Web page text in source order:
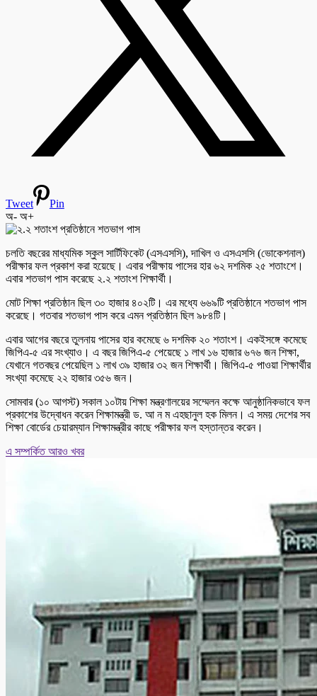
Tweet
Pin
অ- অ+
চলতি বছরের মাধ্যমিক স্কুল সার্টিফিকেট (এসএসসি), দাখিল ও এসএসসি (ভোকেশনাল)
পরীক্ষার ফল প্রকাশ করা হয়েছে। এবার পরীক্ষায় পাসের হার ৬২ দশমিক ২৫ শতাংশে।
এবার শতভাগ পাস করেছে ২.২ শতাংশ শিক্ষার্থী।
মোট শিক্ষা প্রতিষ্ঠান ছিল ৩০ হাজার ৪০২টি। এর মধ্যে ৬৬৯টি প্রতিষ্ঠানে শতভাগ পাস
করেছে। গতবার শতভাগ পাস করে এমন প্রতিষ্ঠান ছিল ৯৮৪টি।
এবার আগের বছরে তুলনায় পাসের হার কমেছে ৬ দশমিক ২০ শতাংশ। একইসঙ্গে কমেছে
জিপিএ-৫ এর সংখ্যাও। এ বছর জিপিএ-৫ পেয়েছে ১ লাখ ১৬ হাজার ৬৭৬ জন শিক্ষা,
যেখানে গতবছর পেয়েছিল ১ লাখ ৩৯ হাজার ৩২ জন শিক্ষার্থী। জিপিএ-৫ পাওয়া শিক্ষার্থীর
সংখ্যা কমেছে ২২ হাজার ৩৫৬ জন।
সোমবার (১০ আগস্ট) সকাল ১০টায় শিক্ষা মন্ত্রণালয়ের সম্মেলন কক্ষে আনুষ্ঠানিকভাবে ফল
প্রকাশের উদ্বোধন করেন শিক্ষামন্ত্রী ড. আ ন ম এহছানুল হক মিলন। এ সময় দেশের সব
শিক্ষা বোর্ডের চেয়ারম্যান শিক্ষামন্ত্রীর কাছে পরীক্ষার ফল হস্তান্তর করেন।
এ সম্পর্কিত আরও খবর